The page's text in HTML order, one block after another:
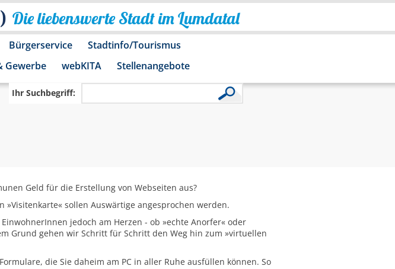
Die liebenswerte Stadt im Lumdatal
Bürgerservice
Stadtinfo/Tourismus
Gewerbe webKITA Stellenangebote
Ihr Suchbegriff:
Geld für die Erstellung von Webseiten aus?
sollen Auswärtige angesprochen werden.
jedoch am Herzen - ob »echte Anorfer« oder
Grund gehen wir Schritt für Schritt den Weg hin zum »virtuellen
die Sie daheim am PC in aller Ruhe ausfüllen können. So